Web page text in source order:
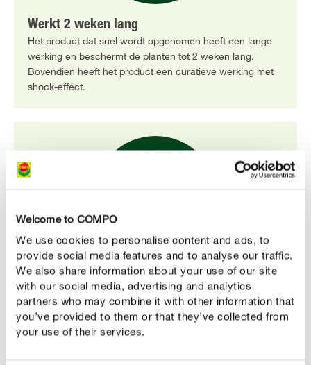
Welcome to COMPO
We use cookies to personalise content and ads, to
provide social media features and to analyse our traffic.
We also share information about your use of our site
with our social media, advertising and analytics
partners who may combine it with other information that
you’ve provided to them or that they’ve collected from
your use of their services.
Werkt 2 weken lang
Het product dat snel wordt opgenomen heeft een lange
werking en beschermt de planten tot 2 weken lang​.
Bovendien heeft het product een curatieve werking met
shock-effect.
Tegen buxusmot
COMPO Karate Spray is eveneens geschikt voor de
bestrijding van de buxusrups.